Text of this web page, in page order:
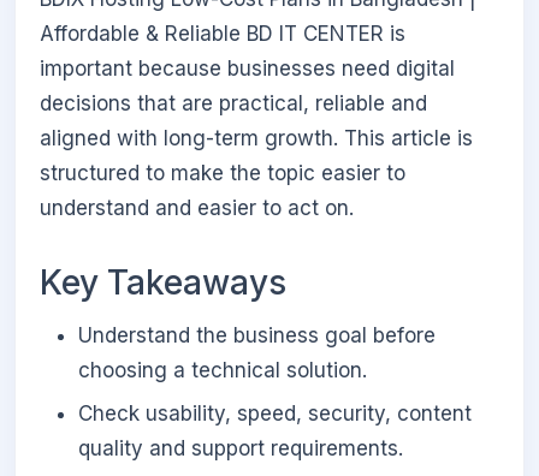
Affordable & Reliable BD IT CENTER is
important because businesses need digital
decisions that are practical, reliable and
aligned with long-term growth. This article is
structured to make the topic easier to
understand and easier to act on.
Key Takeaways
Understand the business goal before
choosing a technical solution.
Check usability, speed, security, content
quality and support requirements.